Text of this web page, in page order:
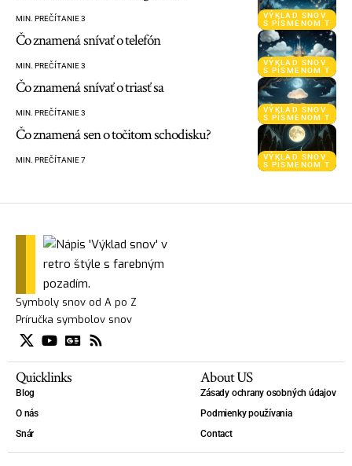
VÝKLAD SNOV
S PÍSMENOM T
MIN. PREČÍTANIE 3
VÝKLAD SNOV
S PÍSMENOM T
Čo znamená snívať o telefón
MIN. PREČÍTANIE 3
VÝKLAD SNOV
S PÍSMENOM T
Čo znamená snívať o triasť sa
MIN. PREČÍTANIE 3
VÝKLAD SNOV
S PÍSMENOM T
Čo znamená sen o točitom schodisku?
MIN. PREČÍTANIE 7
Symboly snov od A po Z
Príručka symbolov snov
Quicklinks
Blog
O nás
Snár
About US
Zásady ochrany osobných údajov
Podmienky používania
Contact